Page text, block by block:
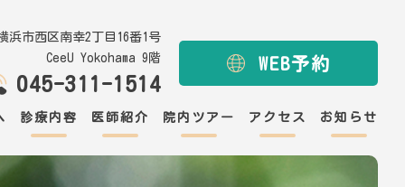
浜市西区南幸2丁目16番1号
CeeU Yokohama 9階
045-311-1514
WEB予約
診療内容 医師紹介 院内ツアー アクセス お知らせ